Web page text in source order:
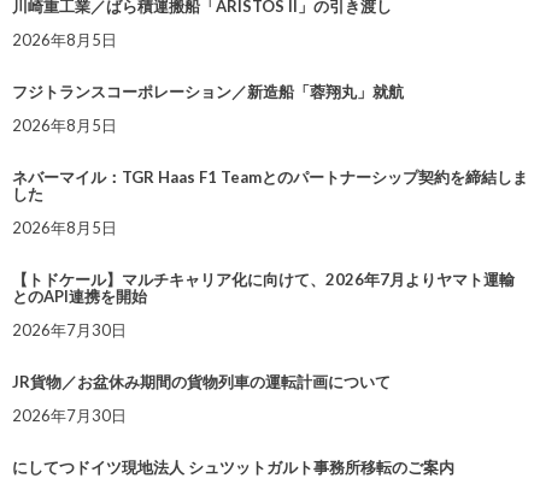
川崎重工業／ばら積運搬船「ARISTOS II」の引き渡し
2026年8月5日
フジトランスコーポレーション／新造船「蓉翔丸」就航
2026年8月5日
ネバーマイル：TGR Haas F1 Teamとのパートナーシップ契約を締結しま
した
2026年8月5日
【トドケール】マルチキャリア化に向けて、2026年7月よりヤマト運輸
とのAPI連携を開始
2026年7月30日
JR貨物／お盆休み期間の貨物列車の運転計画について
2026年7月30日
にしてつドイツ現地法人 シュツットガルト事務所移転のご案内